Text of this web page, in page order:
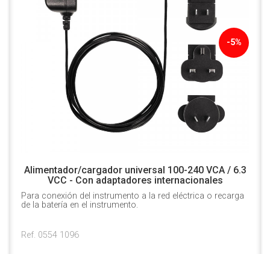
-5%
Alimentador/cargador universal 100-240 VCA / 6.3
VCC - Con adaptadores internacionales
Para conexión del instrumento a la red eléctrica o recarga
de la batería en el instrumento.
Ref. 0554 1096